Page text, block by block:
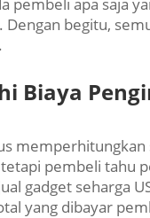
Dengan begitu,
Biaya
memperhitungkan
pembeli tahu
gadget seharga
yang dibayar